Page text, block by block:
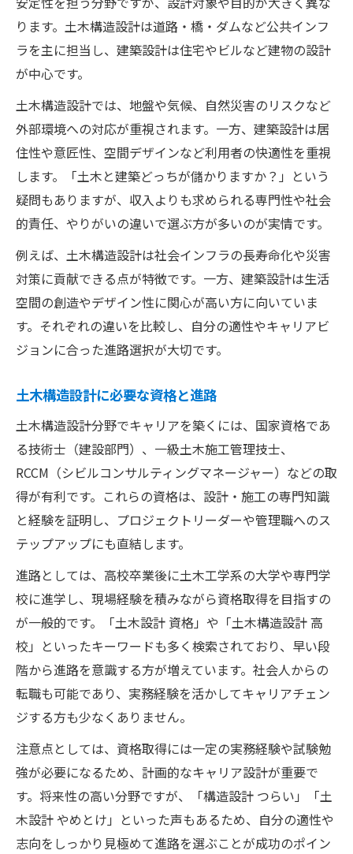
ります。土木構造設計は道路・橋・ダムなど公共インフ
ラを主に担当し、建築設計は住宅やビルなど建物の設計
が中心です。
土木構造設計では、地盤や気候、自然災害のリスクなど
外部環境への対応が重視されます。一方、建築設計は居
住性や意匠性、空間デザインなど利用者の快適性を重視
します。「土木と建築どっちが儲かりますか？」という
疑問もありますが、収入よりも求められる専門性や社会
的責任、やりがいの違いで選ぶ方が多いのが実情です。
例えば、土木構造設計は社会インフラの長寿命化や災害
対策に貢献できる点が特徴です。一方、建築設計は生活
空間の創造やデザイン性に関心が高い方に向いていま
す。それぞれの違いを比較し、自分の適性やキャリアビ
ジョンに合った進路選択が大切です。
土木構造設計に必要な資格と進路
土木構造設計分野でキャリアを築くには、国家資格であ
る技術士（建設部門）、一級土木施工管理技士、
RCCM（シビルコンサルティングマネージャー）などの取
得が有利です。これらの資格は、設計・施工の専門知識
と経験を証明し、プロジェクトリーダーや管理職へのス
テップアップにも直結します。
進路としては、高校卒業後に土木工学系の大学や専門学
校に進学し、現場経験を積みながら資格取得を目指すの
が一般的です。「土木設計 資格」や「土木構造設計 高
校」といったキーワードも多く検索されており、早い段
階から進路を意識する方が増えています。社会人からの
転職も可能であり、実務経験を活かしてキャリアチェン
ジする方も少なくありません。
注意点としては、資格取得には一定の実務経験や試験勉
強が必要になるため、計画的なキャリア設計が重要で
す。将来性の高い分野ですが、「構造設計 つらい」「土
木設計 やめとけ」といった声もあるため、自分の適性や
志向をしっかり見極めて進路を選ぶことが成功のポイン